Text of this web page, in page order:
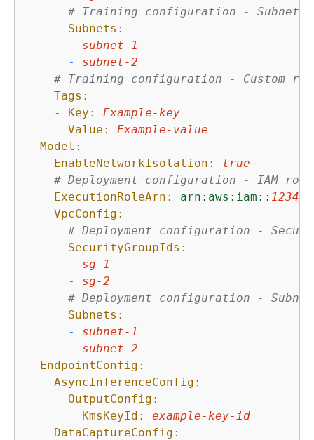
# Training configuration - Subnets
Subnets:
-
subnet-1
-
subnet-2
# Training configuration - Custom
Tags:
-
Key:
Example-key
Value:
Example-value
Model:
EnableNetworkIsolation:
true
# Deployment configuration - IAM role
ExecutionRoleArn:
arn:aws:iam::
VpcConfig:
# Deployment configuration -
SecurityGroupIds:
-
sg-1
-
sg-2
# Deployment configuration -
Subnets:
-
subnet-1
-
subnet-2
EndpointConfig:
AsyncInferenceConfig:
OutputConfig:
KmsKeyId:
example-key-id
DataCaptureConfig: